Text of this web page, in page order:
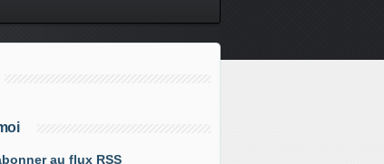
au flux RSS